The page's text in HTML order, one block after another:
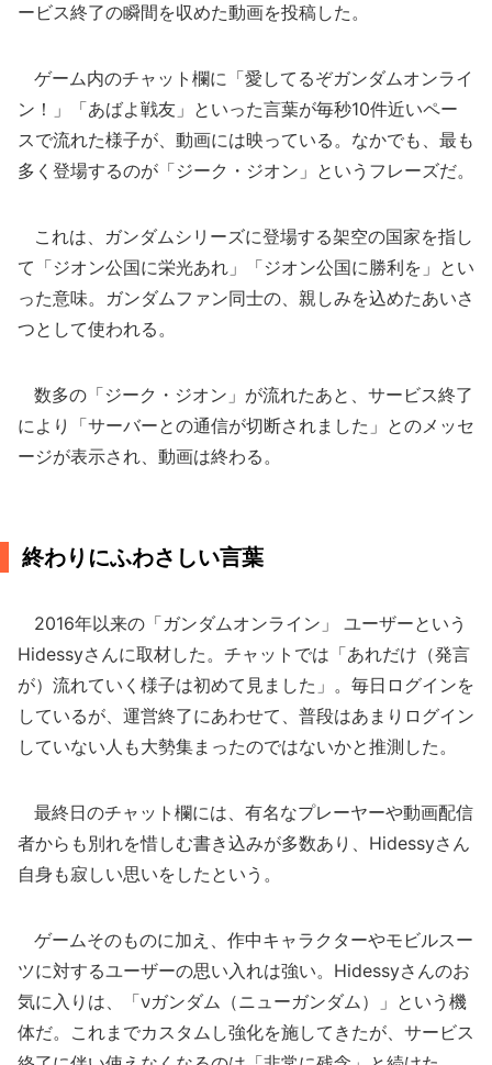
ービス終了の瞬間を収めた動画を投稿した。
ゲーム内のチャット欄に「愛してるぞガンダムオンライ
ン！」「あばよ戦友」といった言葉が毎秒10件近いペー
スで流れた様子が、動画には映っている。なかでも、最も
多く登場するのが「ジーク・ジオン」というフレーズだ。
これは、ガンダムシリーズに登場する架空の国家を指し
て「ジオン公国に栄光あれ」「ジオン公国に勝利を」とい
った意味。ガンダムファン同士の、親しみを込めたあいさ
つとして使われる。
数多の「ジーク・ジオン」が流れたあと、サービス終了
により「サーバーとの通信が切断されました」とのメッセ
ージが表示され、動画は終わる。
終わりにふわさしい言葉
2016年以来の「ガンダムオンライン」 ユーザーという
Hidessyさんに取材した。チャットでは「あれだけ（発言
が）流れていく様子は初めて見ました」。毎日ログインを
しているが、運営終了にあわせて、普段はあまりログイン
していない人も大勢集まったのではないかと推測した。
最終日のチャット欄には、有名なプレーヤーや動画配信
者からも別れを惜しむ書き込みが多数あり、Hidessyさん
自身も寂しい思いをしたという。
ゲームそのものに加え、作中キャラクターやモビルスー
ツに対するユーザーの思い入れは強い。Hidessyさんのお
気に入りは、「νガンダム（ニューガンダム）」という機
体だ。これまでカスタムし強化を施してきたが、サービス